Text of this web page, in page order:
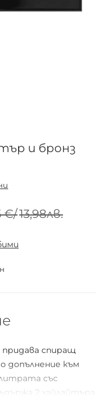
и бронз
€/13,98лв.
спиращ
допълнение към
със
2 хайлайтъра
огледало.